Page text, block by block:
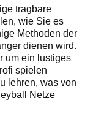
tragbare
wie Sie es
Methoden der
dienen wird.
um ein lustiges
spielen
lehren, was von
Netze